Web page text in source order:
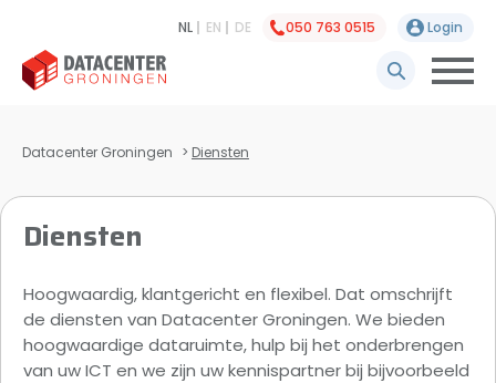
NL EN DE 050 763 0515 Login
Datacenter Groningen > Diensten
Diensten
Hoogwaardig, klantgericht en flexibel. Dat omschrijft
de diensten van Datacenter Groningen. We bieden
hoogwaardige dataruimte, hulp bij het onderbrengen
van uw ICT en we zijn uw kennispartner bij bijvoorbeeld